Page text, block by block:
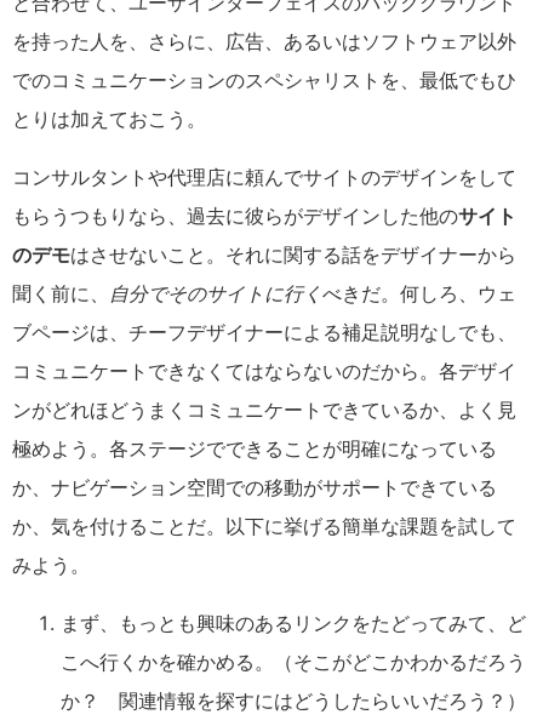
を持った人を、さらに、広告、あるいはソフトウェア以外
でのコミュニケーションのスペシャリストを、最低でもひ
とりは加えておこう。
コンサルタントや代理店に頼んでサイトのデザインをして
もらうつもりなら、過去に彼らがデザインした他のサイト
のデモはさせないこと。それに関する話をデザイナーから
聞く前に、 自分でそのサイトに行くべきだ。何しろ、ウェ
ブページは、チーフデザイナーによる補足説明なしでも、
コミュニケートできなくてはならないのだから。各デザイ
ンがどれほどうまくコミュニケートできているか、よく見
極めよう。各ステージでできることが明確になっている
か、ナビゲーション空間での移動がサポートできている
か、気を付けることだ。以下に挙げる簡単な課題を試して
みよう。
まず、もっとも興味のあるリンクをたどってみて、ど
こへ行くかを確かめる。（そこがどこかわかるだろう
か？ 関連情報を探すにはどうしたらいいだろう？）